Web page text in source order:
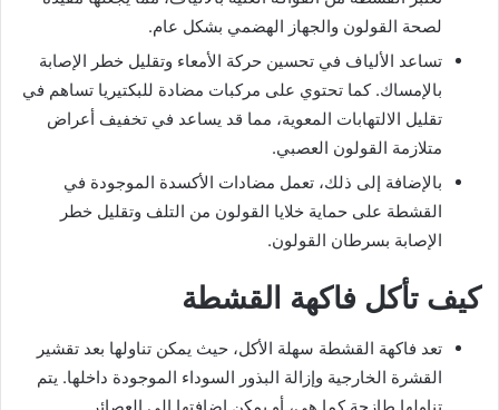
لصحة القولون والجهاز الهضمي بشكل عام.
تساعد الألياف في تحسين حركة الأمعاء وتقليل خطر الإصابة
بالإمساك. كما تحتوي على مركبات مضادة للبكتيريا تساهم في
تقليل الالتهابات المعوية، مما قد يساعد في تخفيف أعراض
متلازمة القولون العصبي.
بالإضافة إلى ذلك، تعمل مضادات الأكسدة الموجودة في
القشطة على حماية خلايا القولون من التلف وتقليل خطر
الإصابة بسرطان القولون.
كيف تأكل فاكهة القشطة
تعد فاكهة القشطة سهلة الأكل، حيث يمكن تناولها بعد تقشير
القشرة الخارجية وإزالة البذور السوداء الموجودة داخلها. يتم
تناولها طازجة كما هي، أو يمكن إضافتها إلى العصائر